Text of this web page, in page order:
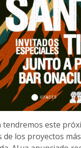
tendremos este
de los proyectos